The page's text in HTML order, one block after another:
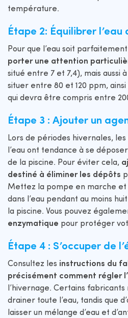
température.
Étape 2: Équilibrer
Pour que l’eau soit
porter une attention
situé entre 7 et 7,4), mais aussi à
situer entre 80 et 120 ppm, ainsi
qui devra être compris entre
Étape 3 : Ajouter un
Lors de périodes hivernales,
l’eau ont tendance à se
de la piscine. Pour éviter cela,
destiné à éliminer les dépôts
Mettez la pompe en marche
dans l’eau pendant au moins
la piscine. Vous pouvez
enzymatique pour protéger
Étape 4 : S’occuper de
Consultez les instructions du
précisément comment régler
l’hivernage. Certains
drainer toute l’eau, tandis que
laisser un mélange d’eau et